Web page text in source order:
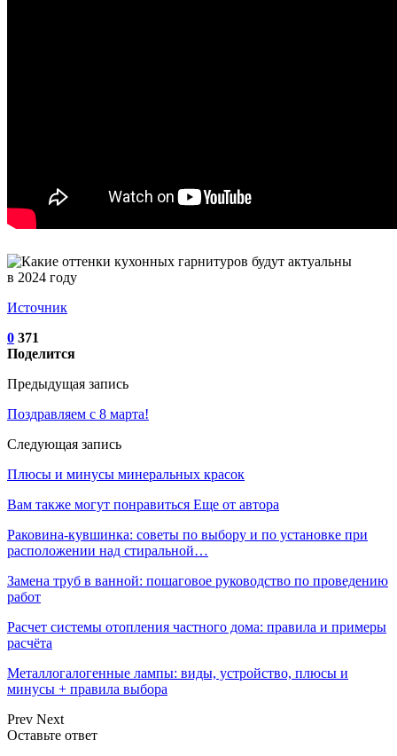
Источник
0 371
Поделится
Предыдущая запись
Поздравляем с 8 марта!
Следующая запись
Плюсы и минусы минеральных красок
Вам также могут понравиться Еще от автора
Раковина-кувшинка: советы по выбору и по установке при
расположении над стиральной…
Замена труб в ванной: пошаговое руководство по проведению
работ
Расчет системы отопления частного дома: правила и примеры
расчёта
Металлогалогенные лампы: виды, устройство, плюсы и
минусы + правила выбора
Prev Next
Оставьте ответ